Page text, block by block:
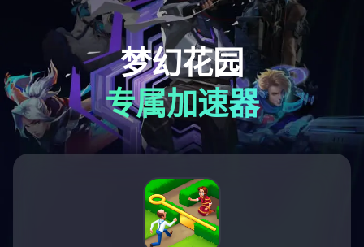
梦幻花园
专属加速器